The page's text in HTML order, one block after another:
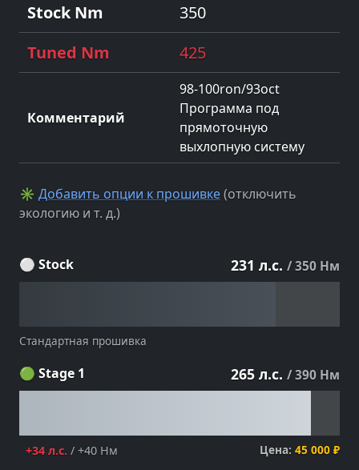
350
425
98-100ron/93oct
Программа под
прямоточную
выхлопную систему
✳ Добавить опции к прошивке(отключить
экологию и т. д.)
⚪ Stock 231 л.с. / 350 Нм
Стандартная прошивка
🟢 Stage 1 265 л.с. / 390 Нм
+34 л.с. / +40 Нм Цена: 45 000 ₽